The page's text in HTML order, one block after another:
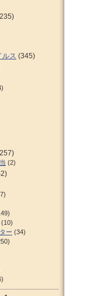
ルス (345)
(2)
(10)
ー (34)